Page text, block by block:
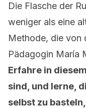
Die Flasche der
weniger als eine
Methode, die von
Pädagogin María
Erfahre in
sind, und lerne,
selbst zu basteln,